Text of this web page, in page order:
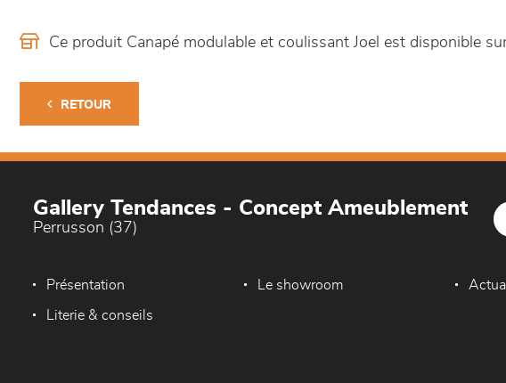
Ce produit Canapé modulable et coulissant Joel est disponible
RETOUR
Gallery Tendances - Concept Ameublement
Perrusson (37)
Présentation Le showroom
Literie & conseils